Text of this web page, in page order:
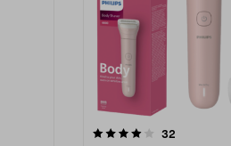
32
4.5 av 5 stjärnor